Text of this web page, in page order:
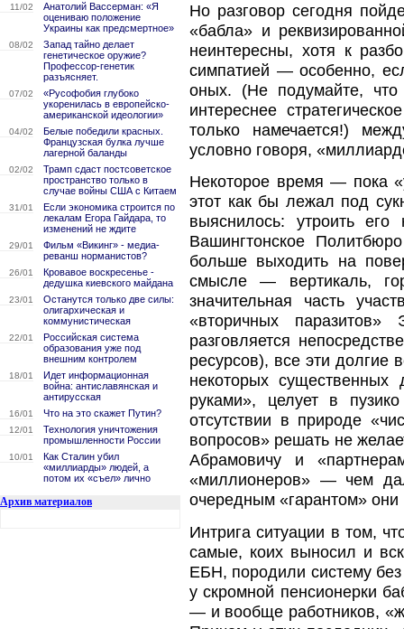
11/02
Анатолий Вассерман: «Я
оцениваю положение
Украины как предсмертное»
08/02
Запад тайно делает
генетическое оружие?
Профессор-генетик
разъясняет.
07/02
«Русофобия глубоко
укоренилась в европейско-
американской идеологии»
04/02
Белые победили красных.
Французская булка лучше
лагерной баланды
02/02
Трамп сдаст постсоветское
пространство только в
случае войны США с Китаем
31/01
Если экономика строится по
лекалам Егора Гайдара, то
изменений не ждите
29/01
Фильм «Викинг» - медиа-
реванш норманистов?
26/01
Кровавое воскресенье -
дедушка киевского майдана
23/01
Останутся только две силы:
олигархическая и
коммунистическая
22/01
Российская система
образования уже под
внешним контролем
18/01
Идет информационная
война: антиславянская и
антирусская
16/01 Что на это скажет Путин?
12/01
Технология уничтожения
промышленности России
10/01
Как Сталин убил
«миллиарды» людей, а
потом их «съел» лично
Архив материалов
Но разговор сегодня
«бабла» и
неинтересны, хотя к
симпатией — особенно,
оных. (Не подумайте,
интереснее
только намечается!)
условно говоря,
Некоторое время — пока
этот как бы лежал под
выяснилось: утроить
Вашингтонское
больше выходить на
смысле — вертикаль,
значительная часть
«вторичных
разговляется
ресурсов), все эти
некоторых
руками», целует в
отсутствии в природе
вопросов» решать не
Абрамовичу и
«миллионеров» — чем
очередным «гарантом» они
Интрига ситуации в том,
самые, коих выносил и
ЕБН, породили систему
у скромной пенсионерки
— и вообще работников,